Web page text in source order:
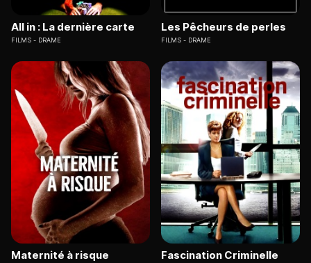
All in : La dernière carte
FILMS DRAME
Les Pêcheurs de perles
FILMS DRAME
Maternité à risque Fascination Criminelle